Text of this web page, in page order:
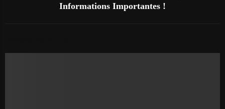
Informations Importantes !